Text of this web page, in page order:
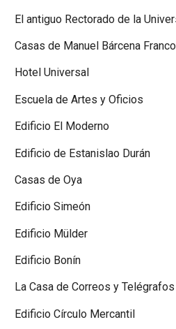
El antiguo Rectorado de la
Casas de Manuel Bárcena Franco
Hotel Universal
Escuela de Artes y Oficios
Edificio El Moderno
Edificio de Estanislao Durán
Casas de Oya
Edificio Simeón
Edificio Mülder
Edificio Bonín
La Casa de Correos y Telégrafos
Edificio Círculo Mercantil